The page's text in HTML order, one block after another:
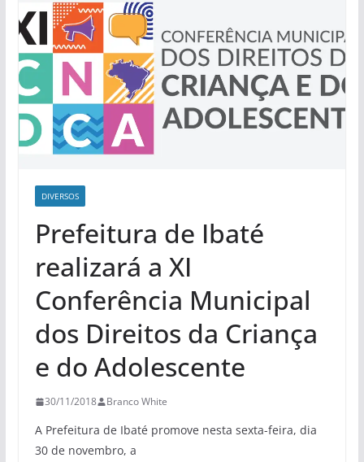
DIVERSOS
Prefeitura de Ibaté
realizará a XI
Conferência Municipal
dos Direitos da Criança
e do Adolescente
30/11/2018 Branco White
A Prefeitura de Ibaté promove nesta sexta-feira, dia
30 de novembro, a